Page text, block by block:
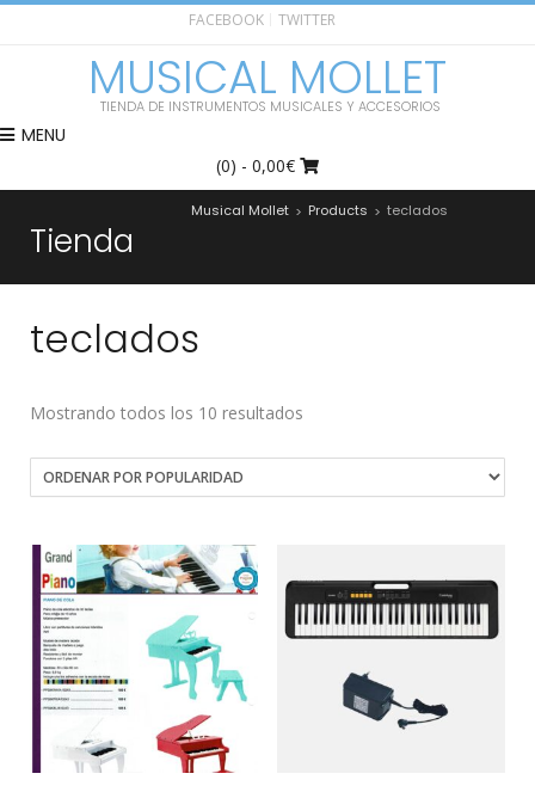
FACEBOOK TWITTER
MUSICAL MOLLET
TIENDA DE INSTRUMENTOS MUSICALES Y ACCESORIOS
MENU
(0) - 0,00€
Tienda
Musical Mollet > Products > teclados
teclados
Mostrando todos los 10 resultados